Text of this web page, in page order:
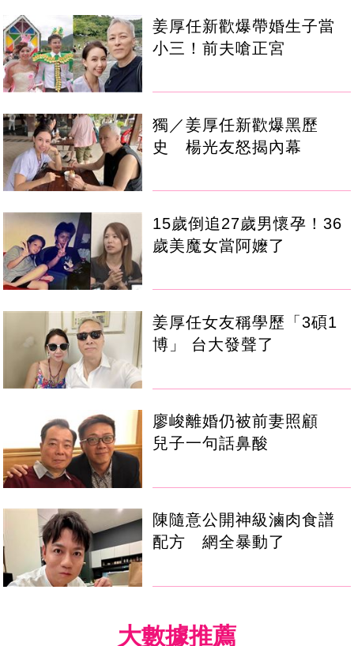
姜厚任新歡爆帶婚生子當
小三！前夫嗆正宮
獨／姜厚任新歡爆黑歷
史 楊光友怒揭內幕
15歲倒追27歲男懷孕！36
歲美魔女當阿嬤了
姜厚任女友稱學歷「3碩1
博」 台大發聲了
廖峻離婚仍被前妻照顧
兒子一句話鼻酸
陳隨意公開神級滷肉食譜
配方 網全暴動了
大數據推薦